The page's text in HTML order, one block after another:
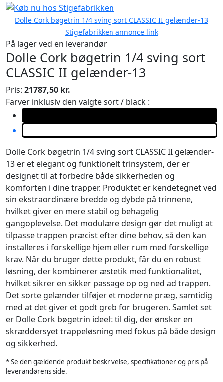
Dolle Cork bøgetrin 1/4 sving sort CLASSIC II gelænder-13
Stigefabrikken annonce link
På lager ved en leverandør
Dolle Cork bøgetrin 1/4 sving sort
CLASSIC II gelænder-13
Pris: 21787,50 kr.
Farver inklusiv den valgte sort / black :
Dolle Cork bøgetrin 1/4 sving sort CLASSIC II gelænder-
13 er et elegant og funktionelt trinsystem, der er
designet til at forbedre både sikkerheden og
komforten i dine trapper. Produktet er kendetegnet ved
sin ekstraordinære bredde og dybde på trinnene,
hvilket giver en mere stabil og behagelig
gangoplevelse. Det modulære design gør det muligt at
tilpasse trappen præcist efter dine behov, så den kan
installeres i forskellige hjem eller rum med forskellige
krav. Når du bruger dette produkt, får du en robust
løsning, der kombinerer æstetik med funktionalitet,
hvilket sikrer en sikker passage op og ned ad trappen.
Det sorte gelænder tilføjer et moderne præg, samtidig
med at det giver et godt greb for brugeren. Samlet set
er Dolle Cork bøgetrin ideelt til dig, der ønsker en
skræddersyet trappeløsning med fokus på både design
og sikkerhed.
* Se den gældende produkt beskrivelse, specifikationer og pris på
leverandørens side.